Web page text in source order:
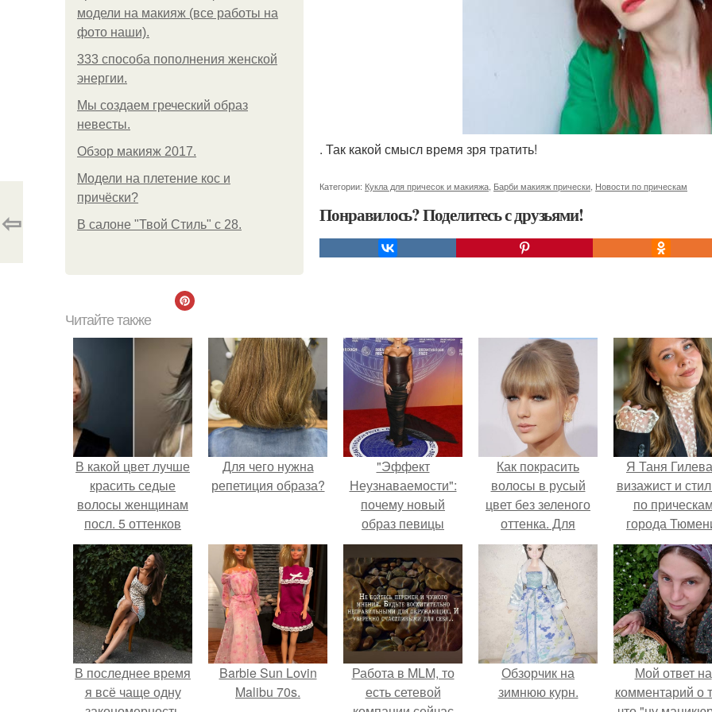
модели на макияж (все работы на
фото наши).
333 способа пополнения женской
энергии.
Мы создаем греческий образ
невесты.
Обзор макияж 2017.
Модели на плетение кос и
причёски?
В салоне "Твой Стиль" с 28.
. Так какой смысл время зря тратить!
Категории: Кукла для причесок и макияжа Барби макияж прически Новости по прическам
Понравилось? Поделитесь с друзьями!
⇦
Читайте также
В какой цвет лучше
красить седые
волосы женщинам
посл. 5 оттенков
волос для
закрашивания
седины, которые
молодят
Для чего нужна
репетиция образа?
"Эффект
Неузнаваемости":
почему новый
образ певицы
вызвал споры о
гранях
возможного?
Как покрасить
волосы в русый
цвет без зеленого
оттенка. Для
здоровья волос:
причины появления
зеленого оттенка
Я Таня
визажист и
по
города
В последнее время
я всё чаще одну
Barbie Sun Lovin
Malibu 70s.
Работа в MLM, то
есть сетевой
Обзорчик на
зимнюю курн.
Мой ответ на
комментарий о